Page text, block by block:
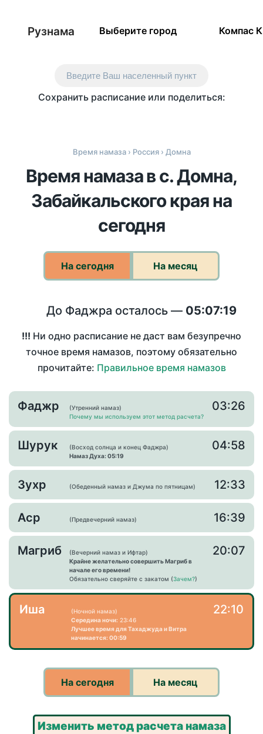
Рузнама Выберите город Компас
Введите Ваш населенный пункт
Сохранить расписание или поделиться:
Время намаза› Россия› Домна
Время намаза в с. Домна,
Забайкальского края на
сегодня
На сегодня На месяц
До Фаджра осталось — 05:07:19
!!! Ни одно расписание не даст вам безупречно
точное время намазов, поэтому обязательно
прочитайте: Правильное время намазов
Фаджр
(Утренний намаз)
Почему мы используем этот метод расчета?
03:26
Шурук
(Восход солнца и конец Фаджра)
Намаз Духа: 05:19
04:58
Зухр (Обеденный намаз и Джума по пятницам) 12:33
Аср (Предвечерний намаз) 16:39
Магриб
(Вечерний намаз и Ифтар)
Крайне желательно совершить Магриб в
начале его времени!
Обязательно сверяйте с закатом (Зачем?)
20:07
Иша
(Ночной намаз)
Середина ночи: 23:46
Лучшее время для Тахаджуда и Витра
начинается: 00:59
22:10
На сегодня На месяц
Изменить метод расчета намаза